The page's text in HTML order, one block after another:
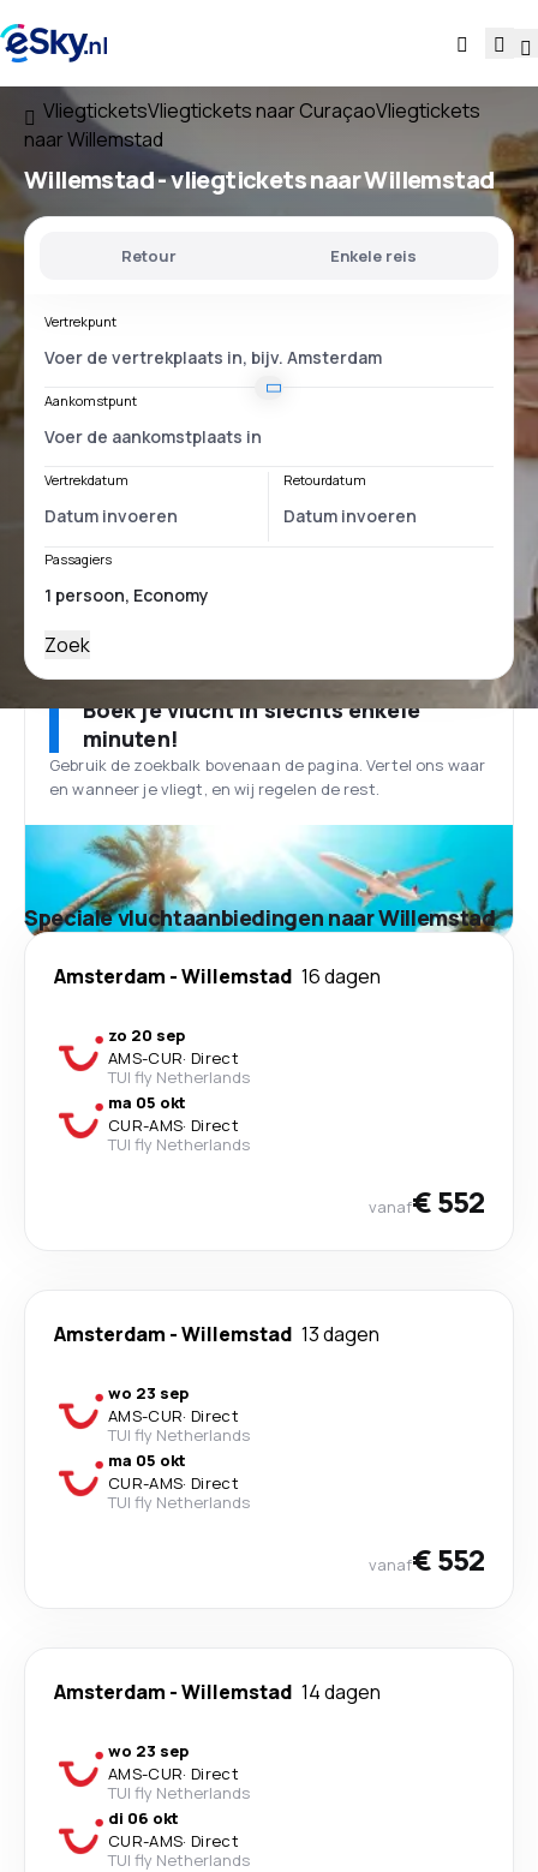
VliegticketsVliegtickets naar CuraçaoVliegtickets
naar Willemstad
Willemstad - vliegtickets naar Willemstad
Retour Enkele reis
Vertrekpunt
Aankomstpunt
Vertrekdatum Retourdatum
Passagiers
Zoek
Boek je vlucht in slechts enkele
minuten!
Gebruik de zoekbalk bovenaan de pagina. Vertel ons waar
en wanneer je vliegt, en wij regelen de rest.
Speciale vluchtaanbiedingen naar Willemstad
Amsterdam -Willemstad 16 dagen
zo 20 sep
AMS-CUR· Direct
TUI fly Netherlands
ma 05 okt
CUR-AMS· Direct
TUI fly Netherlands
vanaf€ 552
Amsterdam -Willemstad 13 dagen
wo 23 sep
AMS-CUR· Direct
TUI fly Netherlands
ma 05 okt
CUR-AMS· Direct
TUI fly Netherlands
vanaf€ 552
Amsterdam -Willemstad 14 dagen
wo 23 sep
AMS-CUR· Direct
TUI fly Netherlands
di 06 okt
CUR-AMS· Direct
TUI fly Netherlands